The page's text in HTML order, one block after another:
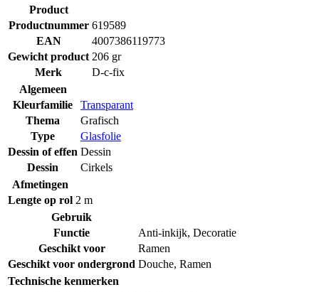
Product
Productnummer 619589
EAN
4007386119773
Gewicht product 206 gr
Merk
D-c-fix
Algemeen
Kleurfamilie
Transparant
Thema
Grafisch
Type
Glasfolie
Dessin of effen Dessin
Dessin
Cirkels
Afmetingen
Lengte op rol 2 m
Gebruik
Functie
Anti-inkijk, Decoratie
Geschikt voor
Ramen
Geschikt voor ondergrond Douche, Ramen
Technische kenmerken